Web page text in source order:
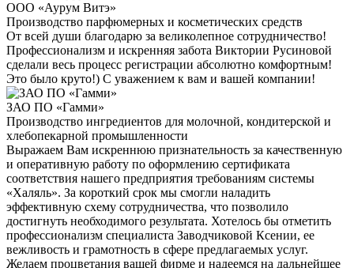
ООО «Аурум Витэ»
Производство парфюмерных и косметических средств
От всей души благодарю за великолепное сотрудничество!
Профессионализм и искренняя забота Виктории Русиновой
сделали весь процесс регистрации абсолютно комфортным!
Это было круто!) С уважением к вам и вашей компании!
ЗАО ПО «Гамми»
Производство ингредиентов для молочной, кондитерской и
хлебопекарной промышленности
Выражаем Вам искреннюю признательность за качественную
и оперативную работу по оформлению сертификата
соответствия нашего предприятия требованиям системы
«Халяль». За короткий срок мы смогли наладить
эффективную схему сотрудничества, что позволило
достигнуть необходимого результата. Хотелось бы отметить
профессионализм специалиста Заводчиковой Ксении, ее
вежливость и грамотность в сфере предлагаемых услуг.
Желаем процветания вашей фирме и надеемся на дальнейшее